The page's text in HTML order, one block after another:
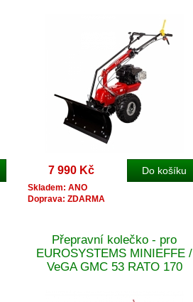
7 990 Kč
Skladem: ANO
Doprava: ZDARMA
Přepravní kolečko - pro
EUROSYSTEMS MINIEFFE /
VeGA GMC 53 RATO 170